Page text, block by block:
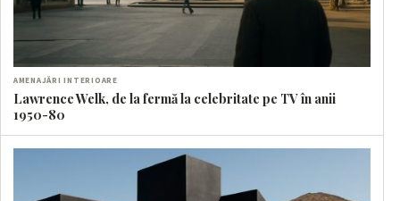
AMENAJĂRI INTERIOARE
Lawrence Welk, de la fermă la celebritate pe TV în anii
1950-80